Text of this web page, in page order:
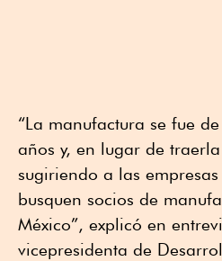
“La manufactura se fue
años y, en lugar de
sugiriendo a las
busquen socios de
México”, explicó en
vicepresidenta de